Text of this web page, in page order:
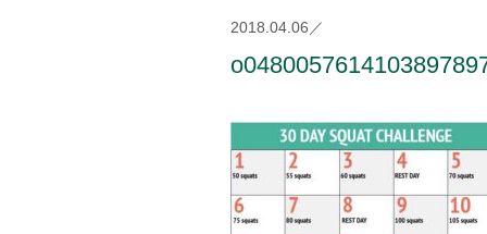
2018.04.06／